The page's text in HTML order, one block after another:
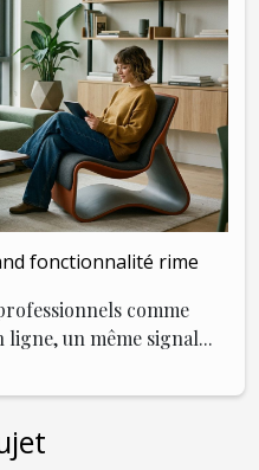
fonctionnalité rime
comme
ligne, un même signal...